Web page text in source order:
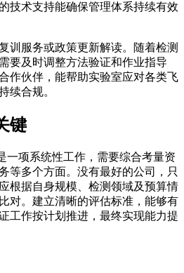
技术支持能确保管理体系持续有效
训服务或政策更新解读。随着检测
要及时调整方法验证和作业指导
作伙伴，能帮助实验室应对各类飞
续合规。
键
一项系统性工作，需要综合考量资
等多个方面。没有最好的公司，只
根据自身规模、检测领域及预算情
对。建立清晰的评估标准，能够有
工作按计划推进，最终实现能力提